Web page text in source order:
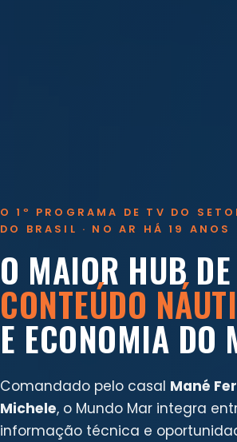
O 1º PROGRAMA DE TV DO
DO BRASIL · NO AR HÁ 19 ANOS
O MAIOR HUB DE
CONTEÚDO
E ECONOMIA DO
Comandado pelo casal Mané
Michele, o Mundo Mar integra
informação técnica e